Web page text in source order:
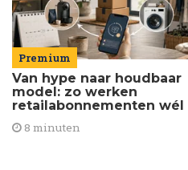
Premium
Van hype naar houdbaar
model: zo werken
retailabonnementen wél
8 minuten